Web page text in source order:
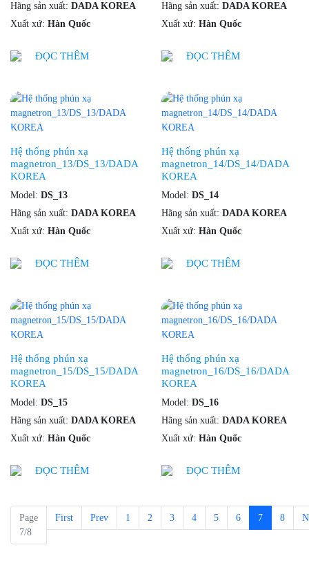
Hãng sản xuất: DADA KOREA
Xuất xứ: Hàn Quốc
ĐỌC THÊM
Hãng sản xuất: DADA KOREA
Xuất xứ: Hàn Quốc
ĐỌC THÊM
Hệ thống phún xạ
magnetron_13/DS_13/DADA
KOREA
Model: DS_13
Hãng sản xuất: DADA KOREA
Xuất xứ: Hàn Quốc
ĐỌC THÊM
Hệ thống phún xạ
magnetron_14/DS_14/DADA
KOREA
Model: DS_14
Hãng sản xuất: DADA KOREA
Xuất xứ: Hàn Quốc
ĐỌC THÊM
Hệ thống phún xạ
magnetron_15/DS_15/DADA
KOREA
Model: DS_15
Hãng sản xuất: DADA KOREA
Xuất xứ: Hàn Quốc
ĐỌC THÊM
Hệ thống phún xạ
magnetron_16/DS_16/DADA
KOREA
Model: DS_16
Hãng sản xuất: DADA KOREA
Xuất xứ: Hàn Quốc
ĐỌC THÊM
Page
7/8
First Prev 1 2 3 4 5 6 7 8